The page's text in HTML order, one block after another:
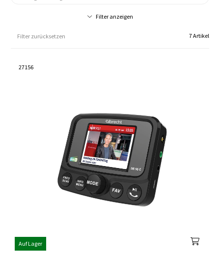
Filter anzeigen
Filter zurücksetzen 7 Artikel
27156
Auf Lager